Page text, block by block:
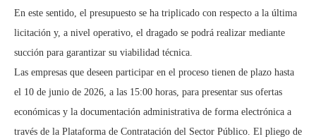
En este sentido, el presupuesto se ha triplicado con respecto a la última
licitación y, a nivel operativo, el dragado se podrá realizar mediante
succión para garantizar su viabilidad técnica.
Las empresas que deseen participar en el proceso tienen de plazo hasta
el 10 de junio de 2026, a las 15:00 horas, para presentar sus ofertas
económicas y la documentación administrativa de forma electrónica a
través de la Plataforma de Contratación del Sector Público. El pliego de